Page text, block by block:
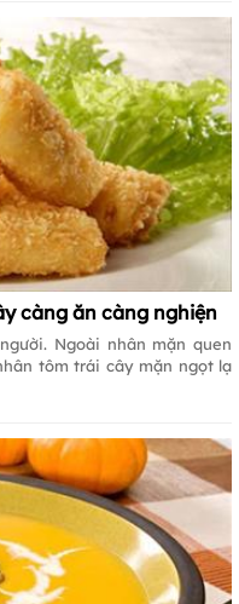
càng ăn càng nghiện
Ngoài nhân mặn quen
tôm trái cây mặn ngọt lạ